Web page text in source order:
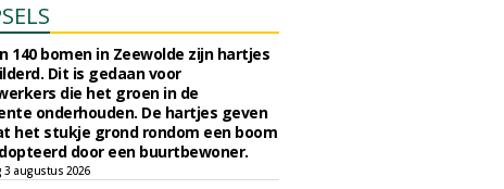
140 bomen in Zeewolde zijn hartjes
Dit is gedaan voor
die het groen in de
onderhouden. De hartjes geven
het stukje grond rondom een boom
door een buurtbewoner.
3 augustus 2026